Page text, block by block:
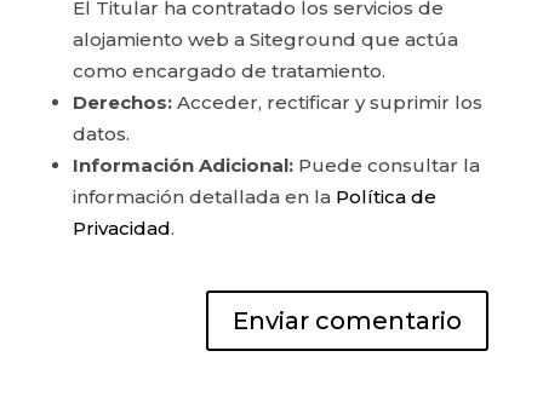
El Titular ha contratado los servicios de
alojamiento web a Siteground que actúa
como encargado de tratamiento.
Derechos:Acceder, rectificar y suprimir los
datos.
Información Adicional:Puede consultar la
información detallada en la Política de
Privacidad.